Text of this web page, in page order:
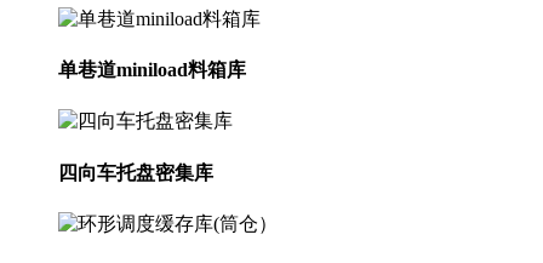
单巷道miniload料箱库
四向车托盘密集库